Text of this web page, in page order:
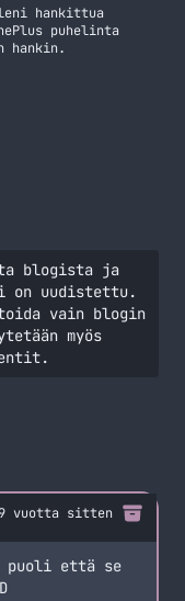
hankittua
puhelinta
blogista ja
on uudistettu.
vain blogin
myös
vuotta sitten
puoli että se